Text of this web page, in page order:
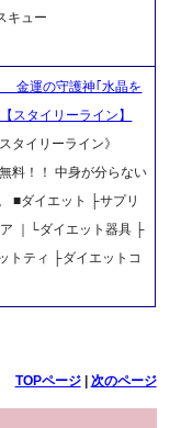
キュー
金運の守護神｢水晶を
スタイリーライン】
タイリーライン》
料！！ 中身が分らない
■ダイエット ├サプリ
｜└ダイエット器具 ├
トティ ├ダイエットコ
TOPページ| 次のページ